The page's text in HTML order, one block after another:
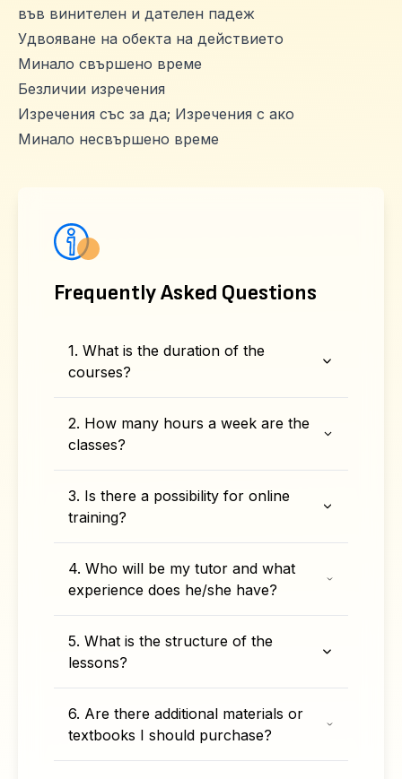
във винителен и дателен падеж
Удвояване на обекта на действието
Минало свършено време
Безличии изречения
Изречения със за да; Изречения с ако
Минало несвършено време
Frequently Asked Questions
1. What is the duration of the
courses?
2. How many hours a week are the
classes?
3. Is there a possibility for online
training?
4. Who will be my tutor and what
experience does he/she have?
5. What is the structure of the
lessons?
6. Are there additional materials or
textbooks I should purchase?